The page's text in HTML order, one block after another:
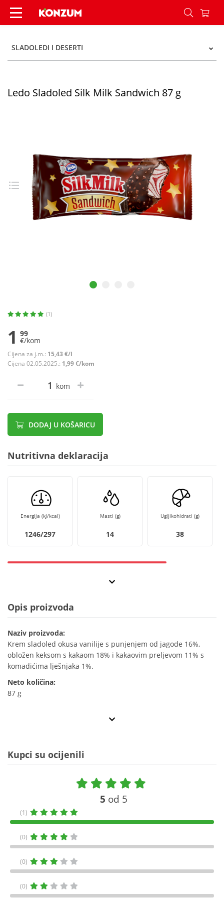
Ledo Sladoled Silk Milk Sandwich 87 g - Konzum
SLADOLEDI I DESERTI
Ledo Sladoled Silk Milk Sandwich 87 g
(1)
1 99
€/kom
Cijena za j.m.: 15,43 €/l
Cijena 02.05.2025.: 1,99 €/kom
kom
DODAJ U KOŠARICU
Nutritivna deklaracija
Energija (kJ/kcal)
1246/297
Masti (g)
14
Ugljikohidrati (g)
38
Opis proizvoda
Naziv proizvoda:
Krem sladoled okusa vanilije s punjenjem od jagode 16%,
obložen keksom s kakaom 18% i kakaovim preljevom 11% s
komadićima lješnjaka 1%.
Neto količina:
87 g
Kupci su ocijenili
5 od 5
(1)
(0)
(0)
(0)